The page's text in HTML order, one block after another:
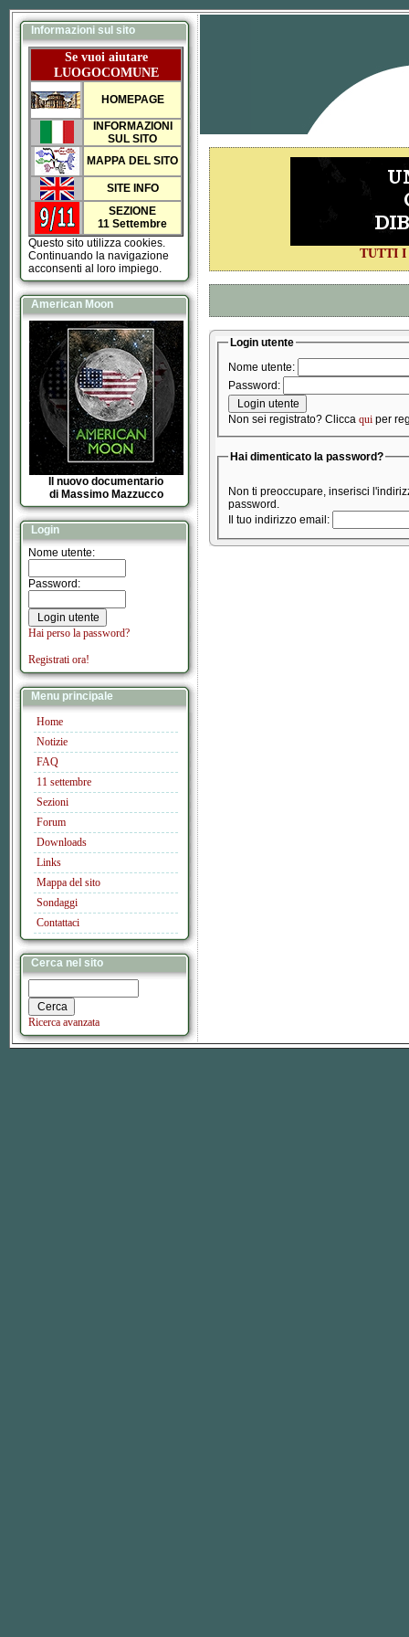
Informazioni sul sito
Se vuoi aiutare
LUOGOCOMUNE
HOMEPAGE
INFORMAZIONI
SUL SITO
MAPPA DEL SITO
SITE INFO
SEZIONE
11 Settembre
Questo sito utilizza cookies.
Continuando la navigazione
acconsenti al loro impiego.
American Moon
Il nuovo documentario
di Massimo Mazzucco
Login
Nome utente:
Password:
Hai perso la password?
Registrati ora!
Menu principale
Home
Notizie
FAQ
11 settembre
Sezioni
Forum
Downloads
Links
Mappa del sito
Sondaggi
Contattaci
Cerca nel sito
Ricerca avanzata
TUTTI I
Login utente
Nome utente:
Password:
Non sei registrato? Clicca qui per
Hai dimenticato la password?
Non ti preoccupare, inserisci
password.
Il tuo indirizzo email: